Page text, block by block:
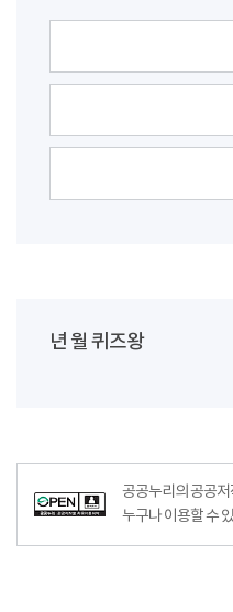
년 월 퀴즈왕
공공누리의 공공
누구나 이용할 수